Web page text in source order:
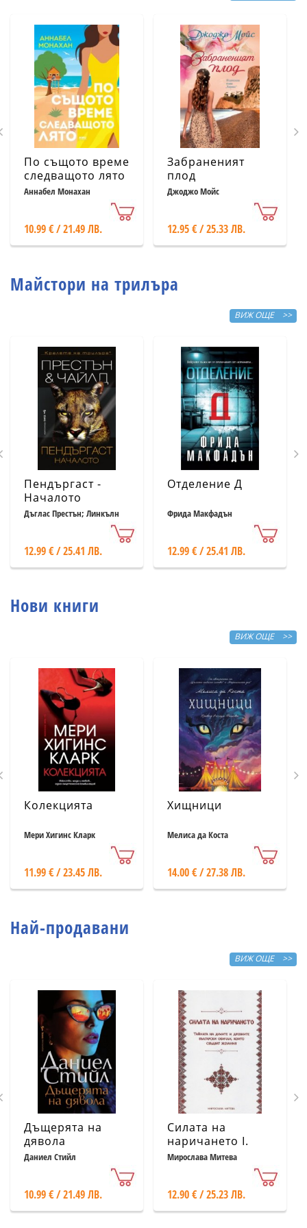
По същото време
следващото лято
Аннабел Монахан
10.99 € / 21.49 ЛВ.
Забраненият
плод
Джоджо Мойс
12.95 € / 25.33 ЛВ.
Майстори на трилъра
ВИЖ ОЩЕ >>
Пендъргаст -
Началото
Дъглас Престън; Линкълн
12.99 € / 25.41 ЛВ.
Отделение Д
Фрида Макфадън
12.99 € / 25.41 ЛВ.
Нови книги
ВИЖ ОЩЕ >>
Колекцията
Мери Хигинс Кларк
11.99 € / 23.45 ЛВ.
Хищници
Мелиса да Коста
14.00 € / 27.38 ЛВ.
Най-продавани
ВИЖ ОЩЕ >>
Дъщерята на
дявола
Даниел Стийл
10.99 € / 21.49 ЛВ.
Силата на
наричането І.
Тайната на
български
обичаи, които
Мирослава Митева
12.90 € / 25.23 ЛВ.